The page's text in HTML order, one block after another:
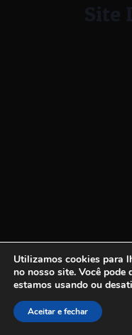
Site
Utilizamos cookies para
no nosso site. Você pode
estamos usando ou
Aceitar e fechar